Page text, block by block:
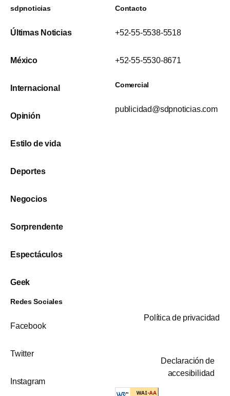
sdpnoticias
Últimas Noticias
México
Internacional
Opinión
Estilo de vida
Deportes
Negocios
Sorprendente
Espectáculos
Geek
Contacto
+52-55-5538-5518
+52-55-5530-8671
Comercial
publicidad@sdpnoticias.com
Redes Sociales
Facebook
Twitter
Instagram
Política de privacidad
Declaración de
accesibilidad